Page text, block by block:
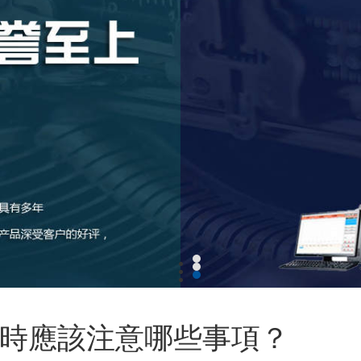
應該注意哪些事項？